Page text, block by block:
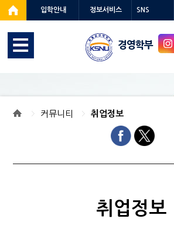
입학안내 정보서비스 SNS
경영학부
커뮤니티 취업정보
취업정보